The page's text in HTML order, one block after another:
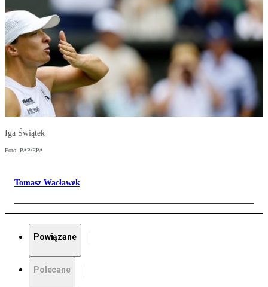
Iga Świątek
Foto: PAP/EPA
Tomasz Wacławek
Powiązane
Polecane